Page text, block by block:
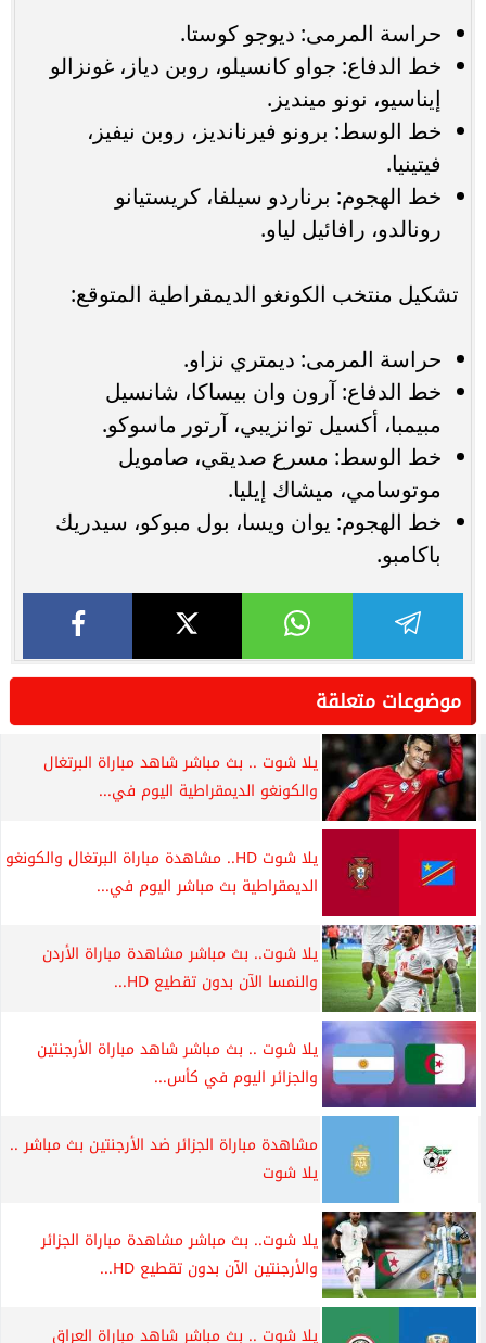
حراسة المرمى: ديوجو كوستا.
خط الدفاع: جواو كانسيلو، روبن دياز، غونزالو
إيناسيو، نونو مينديز.
خط الوسط: برونو فيرنانديز، روبن نيفيز،
فيتينيا.
خط الهجوم: برناردو سيلفا، كريستيانو
رونالدو، رافائيل لياو.
تشكيل منتخب الكونغو الديمقراطية المتوقع:
حراسة المرمى: ديمتري نزاو.
خط الدفاع: آرون وان بيساكا، شانسيل
مبيمبا، أكسيل توانزيبي، آرتور ماسوكو.
خط الوسط: مسرع صديقي، صامويل
موتوسامي، ميشاك إيليا.
خط الهجوم: يوان ويسا، بول مبوكو، سيدريك
باكامبو.
موضوعات متعلقة
يلا شوت .. بث مباشر شاهد مباراة البرتغال
والكونغو الديمقراطية اليوم في...
يلا شوت HD.. مشاهدة مباراة البرتغال والكونغو
الديمقراطية بث مباشر اليوم في...
يلا شوت.. بث مباشر مشاهدة مباراة الأردن
والنمسا الآن بدون تقطيع HD...
يلا شوت .. بث مباشر شاهد مباراة الأرجنتين
والجزائر اليوم في كأس...
مشاهدة مباراة الجزائر ضد الأرجنتين بث مباشر ..
يلا شوت
يلا شوت.. بث مباشر مشاهدة مباراة الجزائر
والأرجنتين الآن بدون تقطيع HD...
يلا شوت .. بث مباشر شاهد مباراة العراق